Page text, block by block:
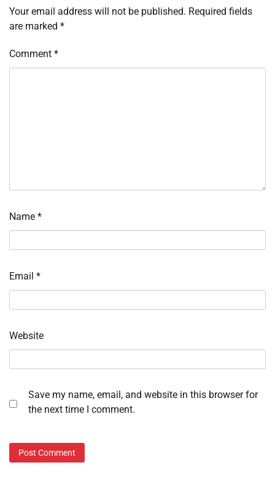
Your email address will not be published. Required fields
are marked *
Comment *
Name *
Email *
Website
Save my name, email, and website in this browser for
the next time I comment.